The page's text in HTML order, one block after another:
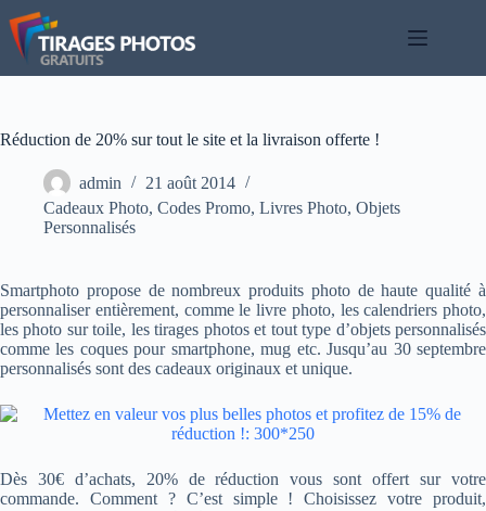
Passer
au
contenu
Réduction de 20% sur tout le site et la livraison offerte !
admin
21 août 2014
Cadeaux Photo, Codes Promo, Livres Photo, Objets
Personnalisés
Smartphoto propose de nombreux produits photo de haute qualité à
personnaliser entièrement, comme le livre photo, les calendriers photo,
les photo sur toile, les tirages photos et tout type d’objets personnalisés
comme les coques pour smartphone, mug etc. Jusqu’au 30 septembre
personnalisés sont des cadeaux originaux et unique.
Dès 30€ d’achats, 20% de réduction vous sont offert sur votre
commande. Comment ? C’est simple ! Choisissez votre produit,